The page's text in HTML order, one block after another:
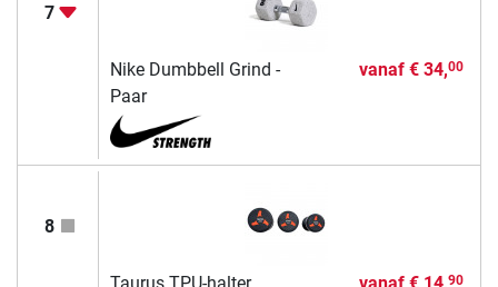
7
Nike Dumbbell Grind -
Paar
vanaf € 34,00
8
90